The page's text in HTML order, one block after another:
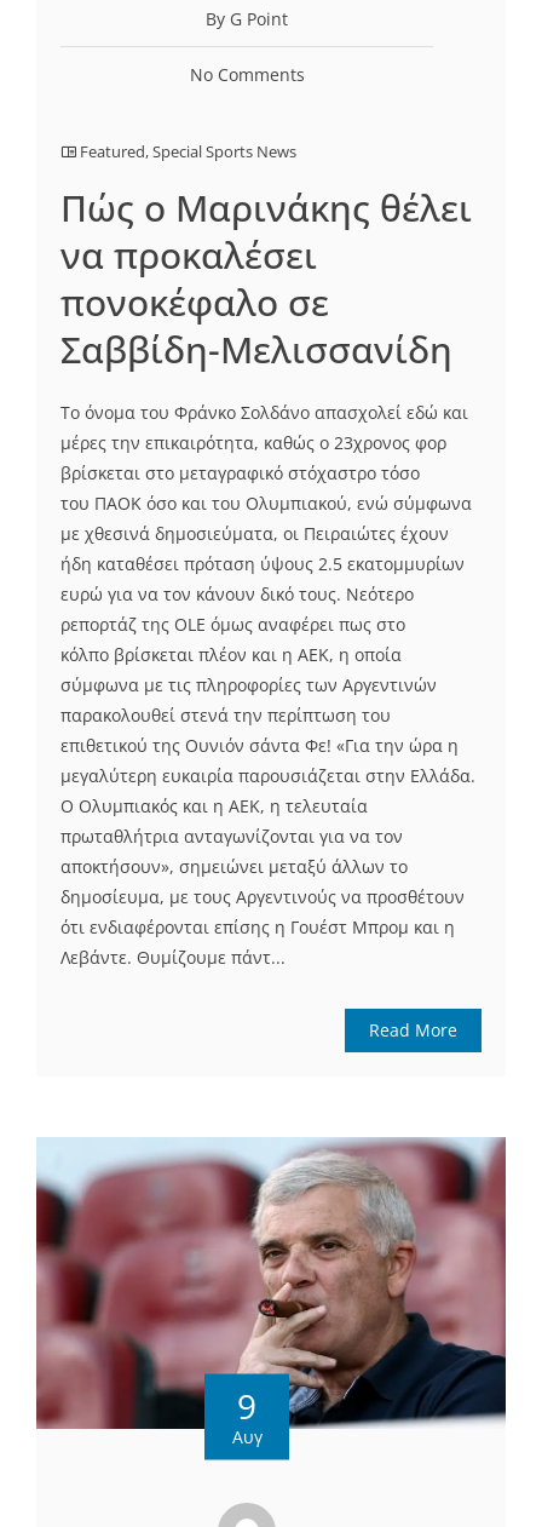
By G Point
No Comments
Featured,Special Sports News
Πώς ο Μαρινάκης θέλει
να προκαλέσει
πονοκέφαλο σε
Σαββίδη-Μελισσανίδη
Το όνομα του Φράνκο Σολδάνο απασχολεί εδώ και
μέρες την επικαιρότητα, καθώς ο 23χρονος φορ
βρίσκεται στο μεταγραφικό στόχαστρο τόσο
του ΠΑΟΚ όσο και του Ολυμπιακού, ενώ σύμφωνα
με χθεσινά δημοσιεύματα, οι Πειραιώτες έχουν
ήδη καταθέσει πρόταση ύψους 2.5 εκατομμυρίων
ευρώ για να τον κάνουν δικό τους. Νεότερο
ρεπορτάζ της OLE όμως αναφέρει πως στο
κόλπο βρίσκεται πλέον και η ΑΕΚ, η οποία
σύμφωνα με τις πληροφορίες των Αργεντινών
παρακολουθεί στενά την περίπτωση του
επιθετικού της Ουνιόν σάντα Φε! «Για την ώρα η
μεγαλύτερη ευκαιρία παρουσιάζεται στην Ελλάδα.
Ο Ολυμπιακός και η ΑΕΚ, η τελευταία
πρωταθλήτρια ανταγωνίζονται για να τον
αποκτήσουν», σημειώνει μεταξύ άλλων το
δημοσίευμα, με τους Αργεντινούς να προσθέτουν
ότι ενδιαφέρονται επίσης η Γουέστ Μπρομ και η
Λεβάντε. Θυμίζουμε πάντ...
Read More
9
Αυγ